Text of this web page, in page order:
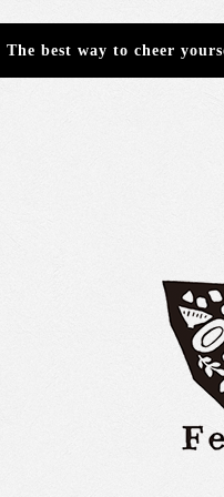
The best way to cheer